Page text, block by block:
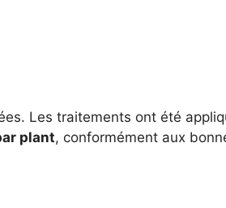
Les traitements ont été
plant, conformément aux